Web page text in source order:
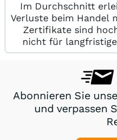
Im Durchschnitt
Verluste beim Handel
Zertifikate sind
nicht für
Abonnieren Sie
und verpassen